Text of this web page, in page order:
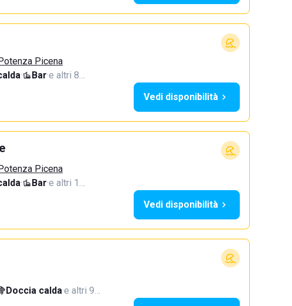
Picena
· Bar·e altri 8…
Vedi disponibilità
Picena
· Bar·e altri 1…
Vedi disponibilità
Doccia calda·e altri 9…